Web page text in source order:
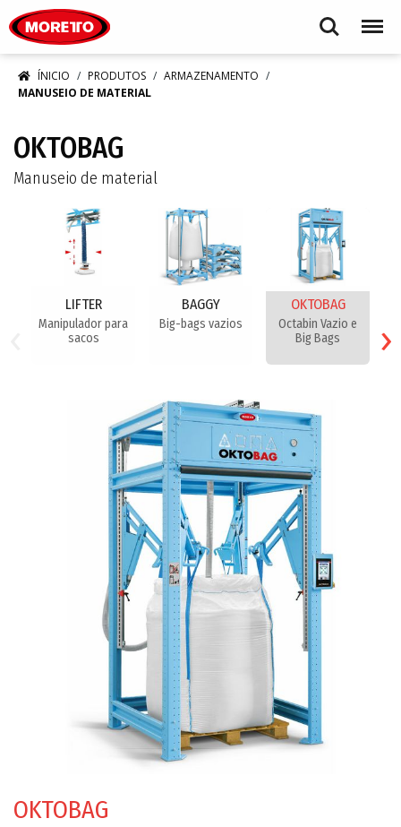
Search Menu
ÍNICIO PRODUTOS
ARMAZENAMENTO
MANUSEIO DE MATERIAL
OKTOBAG
Manuseio de material
LIFTER
Manipulador para
sacos
BAGGY
Big-bags vazios
OKTOBAG
Octabin Vazio e
Big Bags
›
OKTOBAG